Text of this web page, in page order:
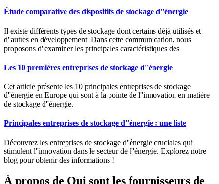
Étude comparative des dispositifs de stockage d''énergie
Il existe différents types de stockage dont certains déjà utilisés et
d''autres en développement. Dans cette communication, nous
proposons d''examiner les principales caractéristiques des
Les 10 premières entreprises de stockage d''énergie
Cet article présente les 10 principales entreprises de stockage
d''énergie en Europe qui sont à la pointe de l''innovation en matière
de stockage d''énergie.
Principales entreprises de stockage d''énergie : une liste
Découvrez les entreprises de stockage d''énergie cruciales qui
stimulent l''innovation dans le secteur de l''énergie. Explorez notre
blog pour obtenir des informations !
À propos de Qui sont les fournisseurs de